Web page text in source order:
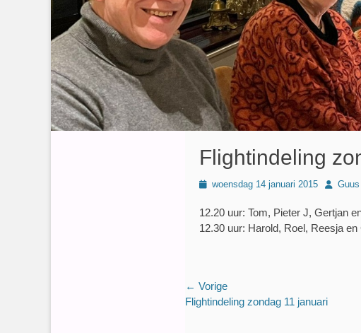
Flightindeling
Geplaatst
woensdag 14 januari 2015 Author
12.20 uur: Tom, Pieter J, Gertjan
12.30 uur: Harold, Roel, Reesja en
Bericht
navigatie
← Vorige
Vorig
Flightindeling zondag 11 januari